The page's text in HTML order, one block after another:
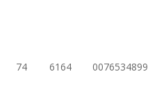
74 6164 0076534899